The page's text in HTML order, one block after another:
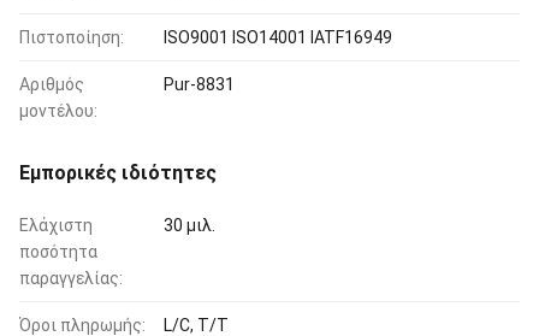
Πιστοποίηση: ISO9001 ISO14001 IATF16949
Αριθμός
μοντέλου:
Pur-8831
Εμπορικές ιδιότητες
Ελάχιστη
ποσότητα
παραγγελίας:
30 μιλ.
Όροι πληρωμής: L/C, T/T